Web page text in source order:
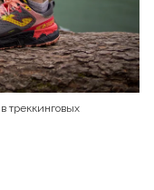
треккинговых